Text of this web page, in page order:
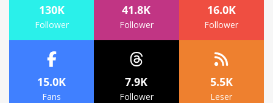
130K
Follower
41.8K
Follower
16.0K
Follower
15.0K
Fans
7.9K
Follower
5.5K
Leser